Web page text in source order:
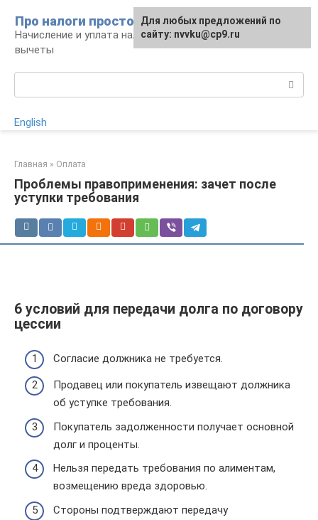
контенту
Про налоги просто
Начисление и уплата налогов, налоговые
вычеты
English
Главная » Оплата
Проблемы правоприменения: зачет после
уступки требования
6 условий для передачи долга по договору
цессии
Согласие должника не требуется.
Продавец или покупатель извещают должника
об уступке требования.
Покупатель задолженности получает основной
долг и проценты.
Нельзя передать требования по алиментам,
возмещению вреда здоровью.
Стороны подтверждают передачу
Для любых предложений по
сайту: nvvku@cp9.ru